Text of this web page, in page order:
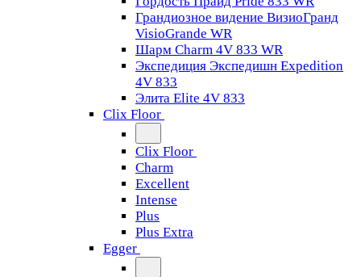
Грандиозное видение ВизиоГранд
VisioGrande WR
Шарм Charm 4V 833 WR
Экспедиция Экспедишн Expedition
4V 833
Элита Elite 4V 833
Clix Floor
Clix Floor
Charm
Excellent
Intense
Plus
Plus Extra
Egger